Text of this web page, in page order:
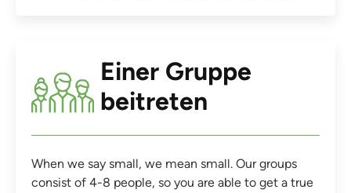
Einer Gruppe
beitreten
When we say small, we mean small. Our groups
consist of 4-8 people, so you are able to get a true